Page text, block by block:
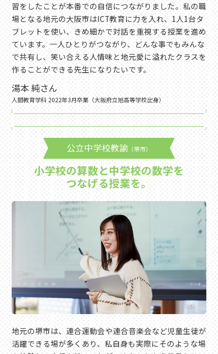
習をしたことが本番での自信につながりました。私の職
場となる地元の大阪市はICT教育に力を入れ、1人1台タ
ブレットを使い、きめ細かで対話を重視する授業を進め
ています。一人ひとりがつながり、どんな事でもみんな
で共有し、笑い合える人情味と地元愛に溢れたクラスを
作ることができる先生になりたいです。
湯本 純さん
人間教育学科 2022年3月卒業（大阪府立旭高等学校出身）
公立中学校教諭（堺市）
小学校の算数と中学校の数学を
つなげる授業を。
地元の堺市は、連合運動会や連合音楽会など児童生徒が
活躍できる場が多くあり、私自身も実際にそのような場